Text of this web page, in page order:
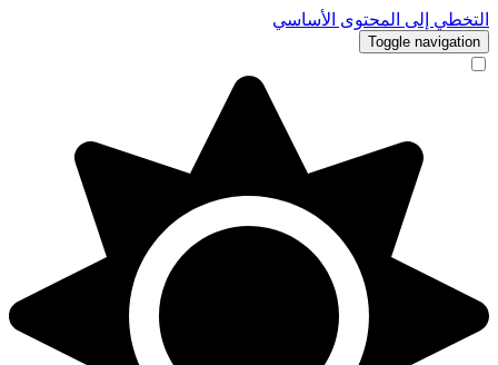
التخطي إلى المحتوى الأساسي
Toggle navigation